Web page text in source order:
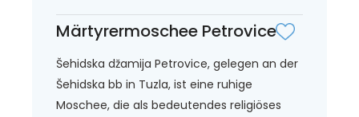
Märtyrermoschee Petrovice
Šehidska džamija Petrovice, gelegen an der
Šehidska bb in Tuzla, ist eine ruhige
Moschee, die als bedeutendes religiöses